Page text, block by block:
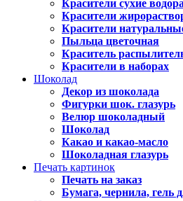
Красители сухие
Красители
Красители
Пыльца цветочная
Краситель
Красители в наборах
Шоколад
Декор из шоколада
Фигурки шок. глазурь
Велюр шоколадный
Шоколад
Какао и какао-масло
Шоколадная глазурь
Печать картинок
Печать на заказ
Бумага, чернила, гель